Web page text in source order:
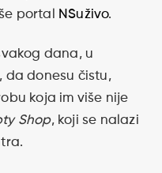
portal NSuživo.
dana, u
da donesu čistu,
koja im više nije
Shop, koji se nalazi